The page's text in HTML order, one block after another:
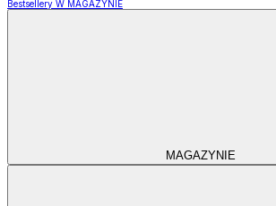
Bestsellery W MAGAZYNIE
MAGAZYNIE